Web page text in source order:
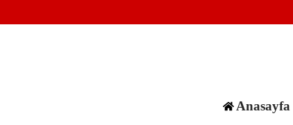
Anasayfa